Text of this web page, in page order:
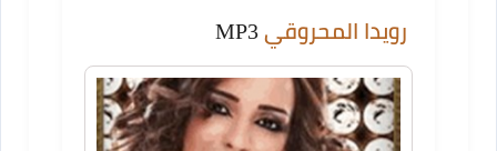
رويدا المحروقي